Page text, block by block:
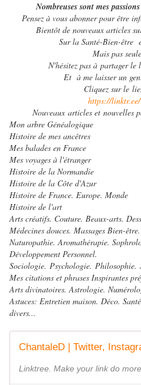
Nombreuses sont mes
Pensez à vous abonner pour être
Bientôt de nouveaux articles
Sur la Santé-Bien-être
Mais pas
N'hésitez pas à partager
Et à me laisser un
Cliquez sur le
https://
Nouveaux articles et nouvelles
Mon arbre Généalogique
Histoire de mes ancêtres
Mes balades en France
Mes voyages à l'étranger
Histoire de la Normandie
Histoire de la Côte d'Azur
Histoire de France. Europe. Monde
Histoire de l'art
Arts créatifs. Couture. Beaux-arts.
Médecines douces. Massages Bien-
Naturopathie. Aromathérapie.
Développement Personnel.
Sociologie. Psychologie. Philosophie.
Mes citations et phrases Inspirantes
Arts divinatoires. Astrologie.
Astuces: Entretien maison. Déco.
divers...
ChantaleD | Twitter,
Linktree. Make your link do